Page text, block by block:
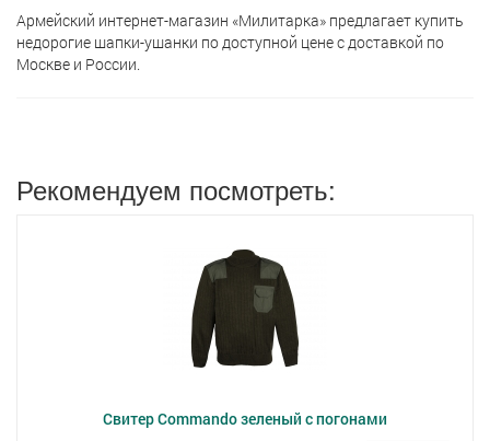
Армейский интернет-магазин «Милитарка» предлагает кyпить
недорогие шапки-ушанки по доступной цене с доставкой по
Москве и России.
Рекомендуем посмотреть:
Свитер Commando зеленый с погонами